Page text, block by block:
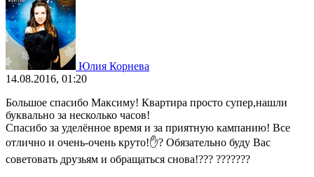
Юлия Корнева
14.08.2016, 01:20
Большое спасибо Максиму! Квартира просто супер,нашли
буквально за несколько часов!
Спасибо за уделённое время и за приятную кампанию! Все
отлично и очень-очень круто!✋? Обязательно буду Вас
советовать друзьям и обращаться снова!??? ???????